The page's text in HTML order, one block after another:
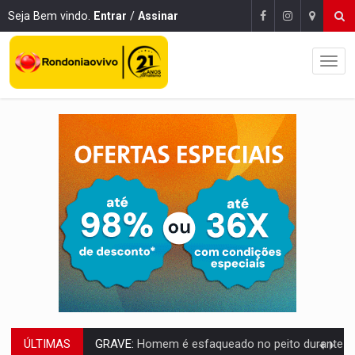
Seja Bem vindo. Entrar / Assinar
ÚLTIMAS GRAVE: Homem é esfaqueado no peito durante briga